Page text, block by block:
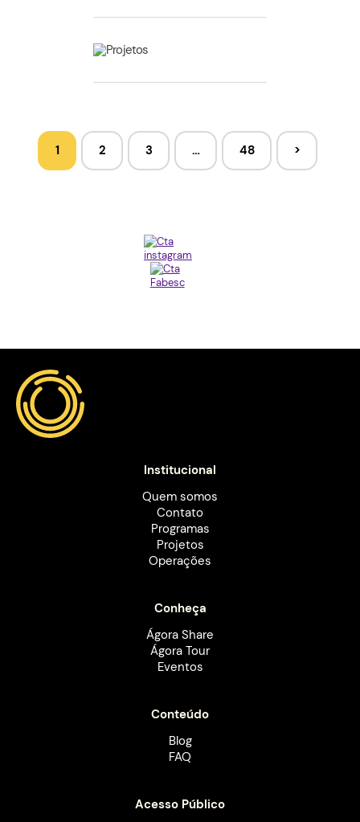
Projetos
1 2 3 … 48 >
Institucional
Quem somos
Contato
Programas
Projetos
Operações
Conheça
Ágora Share
Ágora Tour
Eventos
Conteúdo
Blog
FAQ
Acesso Público